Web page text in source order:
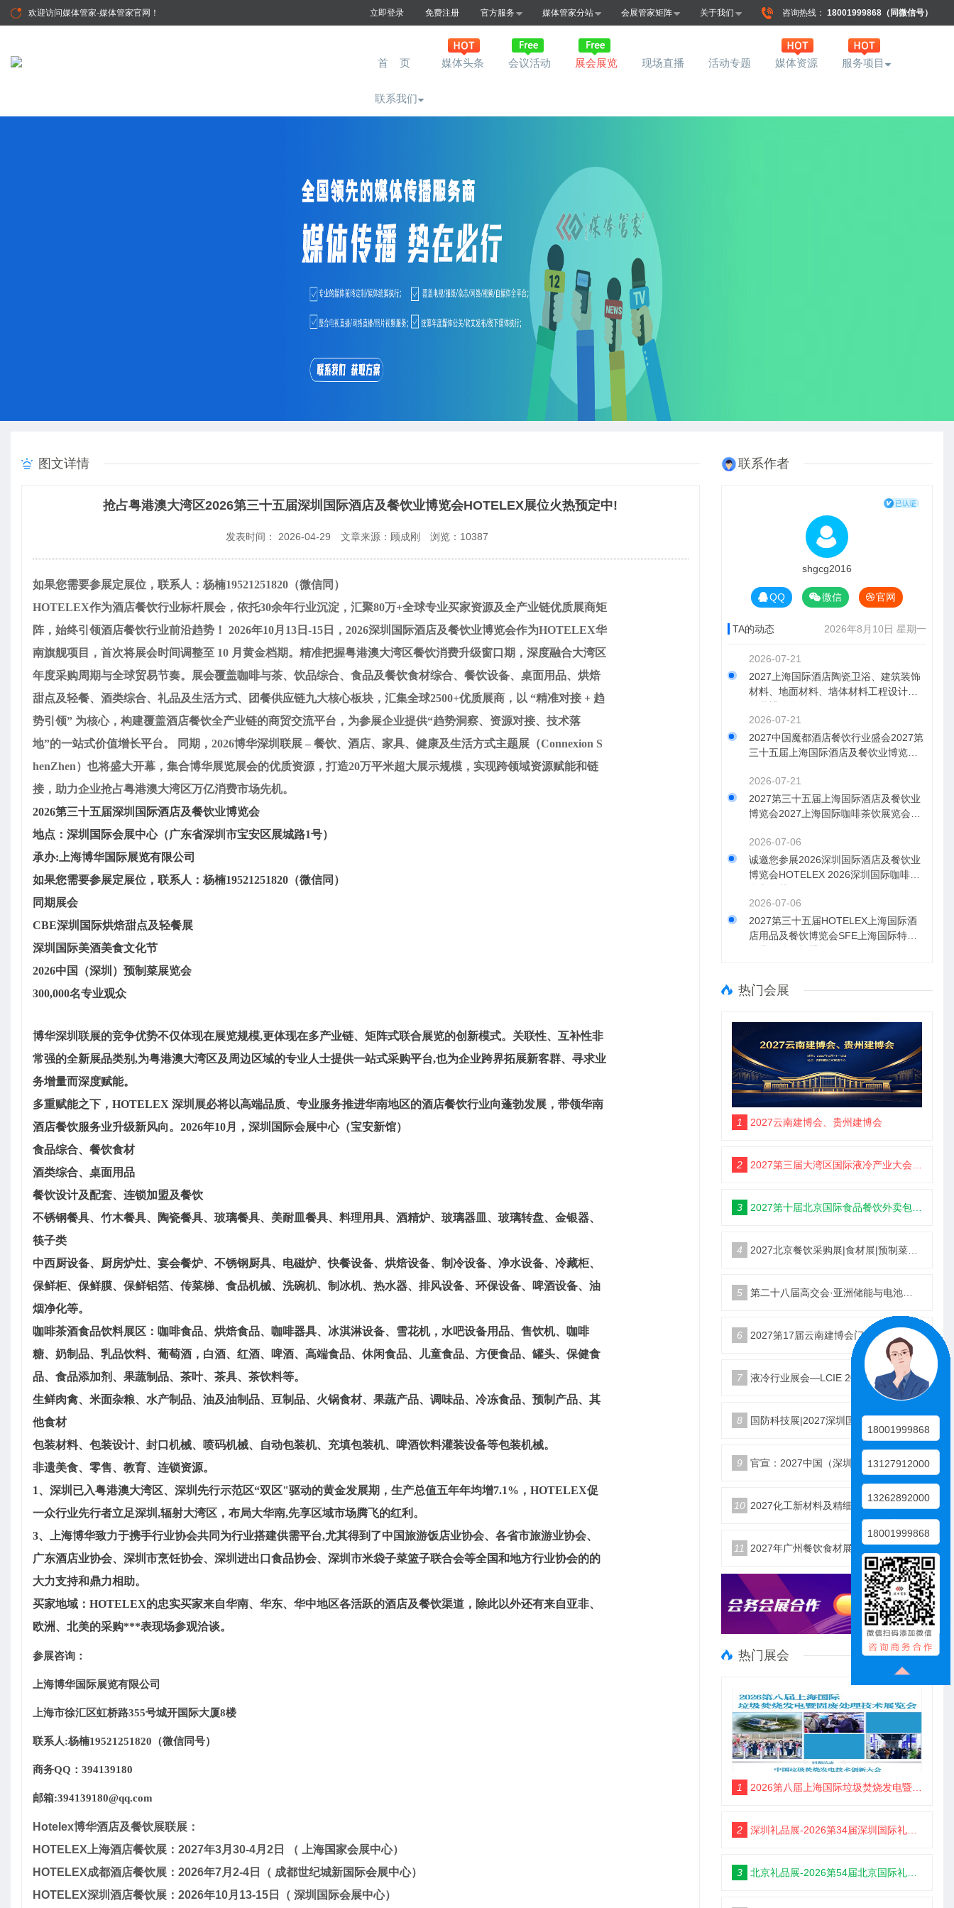
欢迎访问媒体管家-媒体管家官网 ！ 立即登录 免费注册 官方服务 媒体管家分站 会展管家矩阵 关于我们 咨询热线： 18001999868（同微信号）
首 页 媒体头条 会议活动 展会展览 现场直播 活动专题 媒体资源 服务项目
联系我们
图文详情
抢占粤港澳大湾区2026第三十五届深圳国际酒店及餐饮业博览会HOTELEX展位火热预定中!
发表时间： 2026-04-29 文章来源：顾成刚 浏览： 10387
如果您需要参展定展位，联系人：杨楠19521251820（微信同）
HOTELEX作为酒店餐饮行业标杆展会，依托30余年行业沉淀，汇聚80万+全球专业买家资源及全产业链优质展商矩
阵，始终引领酒店餐饮行业前沿趋势！ 2026年10月13日-15日，2026深圳国际酒店及餐饮业博览会作为HOTELEX华
南旗舰项目，首次将展会时间调整至 10 月黄金档期。精准把握粤港澳大湾区餐饮消费升级窗口期，深度融合大湾区
年度采购周期与全球贸易节奏。展会覆盖咖啡与茶、饮品综合、食品及餐饮食材综合、餐饮设备、桌面用品、烘焙
甜点及轻餐、酒类综合、礼品及生活方式、团餐供应链九大核心板块，汇集全球2500+优质展商，以 “精准对接 + 趋
势引领” 为核心，构建覆盖酒店餐饮全产业链的商贸交流平台，为参展企业提供“趋势洞察、资源对接、技术落
地”的一站式价值增长平台。 同期，2026博华深圳联展 – 餐饮、酒店、家具、健康及生活方式主题展（Connexion S
henZhen）也将盛大开幕，集合博华展览展会的优质资源，打造20万平米超大展示规模，实现跨领域资源赋能和链
接，助力企业抢占粤港澳大湾区万亿消费市场先机。
2026第三十五届深圳国际酒店及餐饮业博览会
地点：深圳国际会展中心（广东省深圳市宝安区展城路1号）
承办:上海博华国际展览有限公司
如果您需要参展定展位，联系人：杨楠19521251820（微信同）
同期展会
CBE深圳国际烘焙甜点及轻餐展
深圳国际美酒美食文化节
2026中国（深圳）预制菜展览会
300,000名专业观众
博华深圳联展的竞争优势不仅体现在展览规模,更体现在多产业链、矩阵式联合展览的创新模式。关联性、互补性非
常强的全新展品类别,为粤港澳大湾区及周边区域的专业人士提供一站式采购平台,也为企业跨界拓展新客群、寻求业
务增量而深度赋能。
多重赋能之下，HOTELEX 深圳展必将以高端品质、专业服务推进华南地区的酒店餐饮行业向蓬勃发展，带领华南
酒店餐饮服务业升级新风向。2026年10月，深圳国际会展中心（宝安新馆）
食品综合、餐饮食材
酒类综合、桌面用品
餐饮设计及配套、连锁加盟及餐饮
不锈钢餐具、竹木餐具、陶瓷餐具、玻璃餐具、美耐皿餐具、料理用具、酒精炉、玻璃器皿、玻璃转盘、金银器、
筷子类
中西厨设备、厨房炉灶、宴会餐炉、不锈钢厨具、电磁炉、快餐设备、烘焙设备、制冷设备、净水设备、冷藏柜、
保鲜柜、保鲜膜、保鲜铝箔、传菜梯、食品机械、洗碗机、制冰机、热水器、排风设备、环保设备、啤酒设备、油
烟净化等。
咖啡茶酒食品饮料展区：咖啡食品、烘焙食品、咖啡器具、冰淇淋设备、雪花机，水吧设备用品、售饮机、咖啡
糖、奶制品、乳品饮料、葡萄酒，白酒、红酒、啤酒、高端食品、休闲食品、儿童食品、方便食品、罐头、保健食
品、食品添加剂、果蔬制品、茶叶、茶具、茶饮料等。
生鲜肉禽、米面杂粮、水产制品、油及油制品、豆制品、火锅食材、果蔬产品、调味品、冷冻食品、预制产品、其
他食材
包装材料、包装设计、封口机械、喷码机械、自动包装机、充填包装机、啤酒饮料灌装设备等包装机械。
非遗美食、零售、教育、连锁资源。
1、深圳已入粤港澳大湾区、深圳先行示范区“双区"驱动的黄金发展期，生产总值五年年均增7.1%，HOTELEX促
一众行业先行者立足深圳,辐射大湾区，布局大华南,先享区域市场腾飞的红利。
3、上海博华致力于携手行业协会共同为行业搭建供需平台,尤其得到了中国旅游饭店业协会、各省市旅游业协会、
广东酒店业协会、深圳市烹饪协会、深圳进出口食品协会、深圳市米袋子菜篮子联合会等全国和地方行业协会的的
大力支持和鼎力相助。
买家地域：HOTELEX的忠实买家来自华南、华东、华中地区各活跃的酒店及餐饮渠道，除此以外还有来自亚非、
欧洲、北美的采购***表现场参观洽谈。
参展咨询：
上海博华国际展览有限公司
上海市徐汇区虹桥路355号城开国际大厦8楼
联系人:杨楠19521251820（微信同号）
商务QQ：394139180
邮箱:394139180@qq.com
Hotelex博华酒店及餐饮展联展：
HOTELEX上海酒店餐饮展：2027年3月30-4月2日 （ 上海国家会展中心）
HOTELEX成都酒店餐饮展：2026年7月2-4日（ 成都世纪城新国际会展中心）
HOTELEX深圳酒店餐饮展：2026年10月13-15日（ 深圳国际会展中心）
联系作者
shgcg2016
QQ 微信 官网
TA的动态 2026年8月10日 星期一
2026-07-21
2027上海国际酒店陶瓷卫浴、建筑装饰
材料、地面材料、墙体材料工程设计与
2026-07-21
2027中国魔都酒店餐饮行业盛会2027第
三十五届上海国际酒店及餐饮业博览会
2026-07-21
2027第三十五届上海国际酒店及餐饮业
博览会2027上海国际咖啡茶饮展览会HO
2026-07-06
诚邀您参展2026深圳国际酒店及餐饮业
博览会HOTELEX 2026深圳国际咖啡美
2026-07-06
2027第三十五届HOTELEX上海国际酒
店用品及餐饮博览会SFE上海国际特许
热门会展
1 2027云南建博会、贵州建博会
2 2027第三届大湾区国际液冷产业大会暨展览会（定档深圳）
3 2027第十届北京国际食品餐饮外卖包装展览会【定档5月】
4 2027北京餐饮采购展|食材展|预制菜展|调味品展
5 第二十八届高交会·亚洲储能与电池工业展
6 2027第17届云南建博会门窗业整装定制智能家居卫浴建材展会
7 液冷行业展会—LCIE 2027第三届大湾区国际液冷产业大会暨展览会（深圳）
8 国防科技展|2027深圳国防电子展4月9日启幕
9 官宣：2027中国（深圳）国际国防电子博览会
10 2027化工新材料及精细化工大会暨展览会定档苏州
11 2027年广州餐饮食材展会5月20日召开
热门展会
1 2026第八届上海国际垃圾焚烧发电暨固废处理技术展览会
2 深圳礼品展-2026第34届深圳国际礼品及家居用品展览会
3 北京礼品展-2026第54届北京国际礼品、赠品及家庭用品展览会
18001999868
13127912000
13262892000
18001999868